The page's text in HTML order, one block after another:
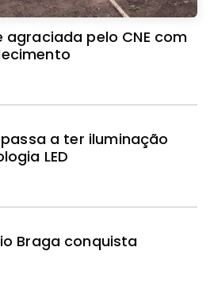
pelo CNE com
a ter iluminação
LED
Braga conquista